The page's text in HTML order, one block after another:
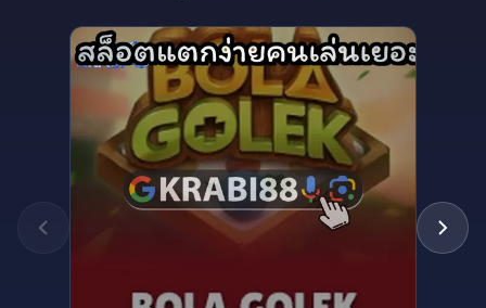
ลงชื่อเข้าใช้เพื่อรับชมการถ่ายทอดสดและเข้าถึง
ผลิตภัณฑ์ทั้งหมดของเรา
ลงชื่อเข้าใช้ สร้างบัญชี